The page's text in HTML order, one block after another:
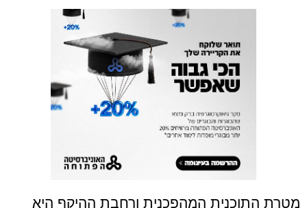
מטרת התוכנית המהפכנית ורחבת ההיקף היא